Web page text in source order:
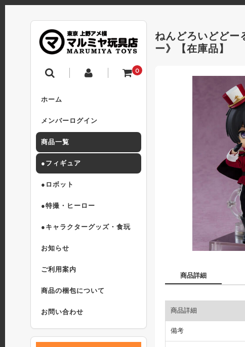
0
ホーム
メンバーログイン
商品一覧
●フィギュア
●ロボット
●特撮・ヒーロー
●キャラクターグッズ・食玩
お知らせ
ご利用案内
商品の梱包について
お問い合わせ
ねんどろいどどー
ー》【在庫品】
商品詳細
商品詳細
備考